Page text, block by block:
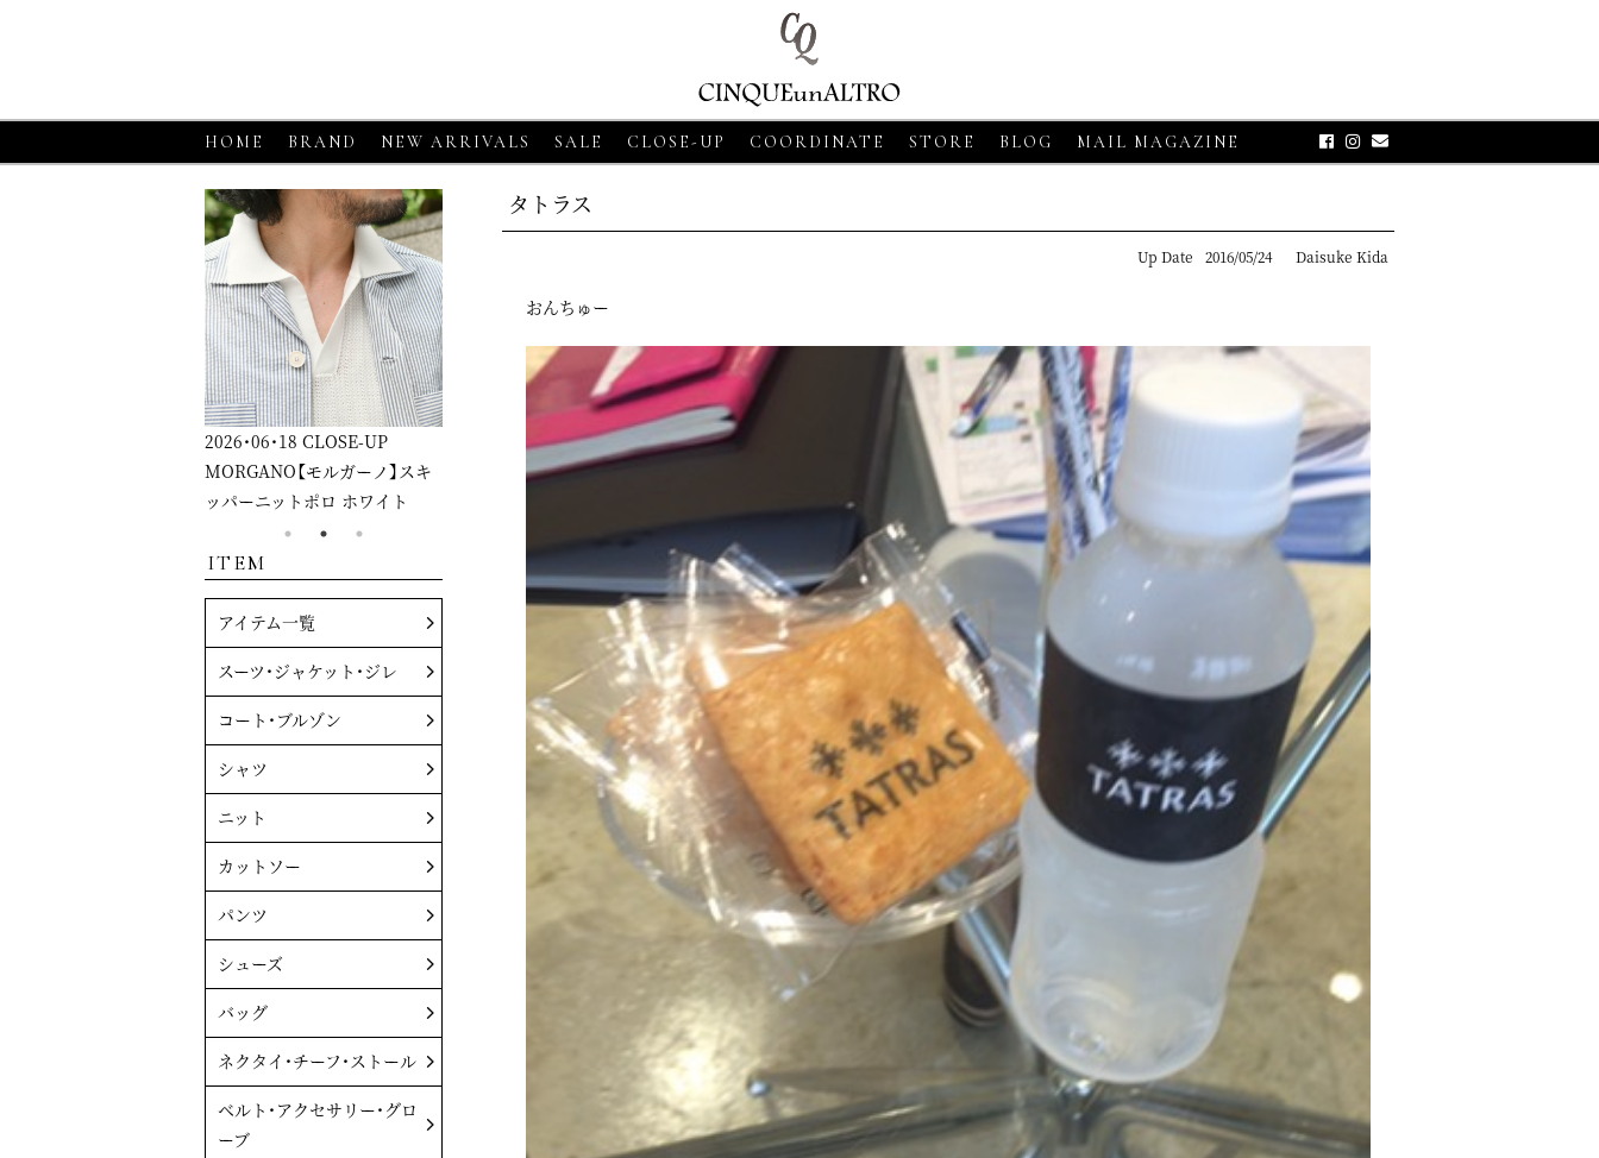
HOME BRAND NEW ARRIVALS SALE CLOSE-UP COORDINATE STORE BLOG MAIL MAGAZINE
タトラス
Up Date 2016/05/24 Daisuke Kida
おんちゅー
2026・06・18 CLOSE-UP
GRAN SASSO【グランサッソ】
ニットシャツ アプリコット
2026・06・18 CLOSE-UP
GRAN SASSO【グランサッソ】
2026・06・18
ッパーニットポロ ホワイト
2026・06・18 CLOSE-UP
GRAN SASSO【グランサッソ】
ニットシャツ アプリコット
ITEM
アイテム一覧
スーツ・ジャケット・ジレ
コート・ブルゾン
シャツ
ニット
カットソー
パンツ
シューズ
バッグ
ネクタイ・チーフ・ストール
ベルト・アクセサリー・グロ
ーブ